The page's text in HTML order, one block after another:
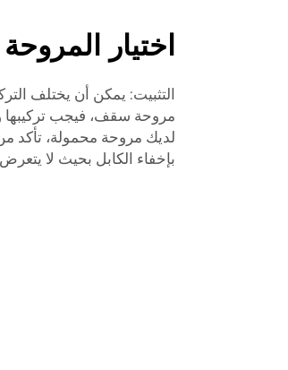
اختيار
التثبيت: يمكن أن يختلف
مروحة سقف، فيجب تركيبها
لديك مروحة محمولة، تأكد
بإخفاء الكابل بحيث لا